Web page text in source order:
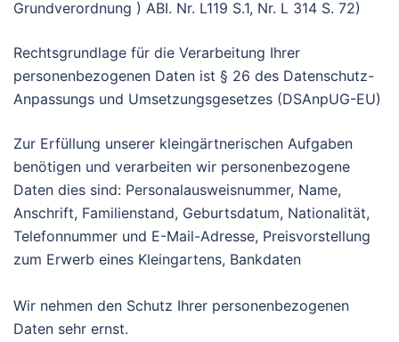
Grundverordnung ) ABI. Nr. L119 S.1, Nr. L 314 S. 72)
Rechtsgrundlage für die Verarbeitung Ihrer
personenbezogenen Daten ist § 26 des Datenschutz-
Anpassungs und Umsetzungsgesetzes (DSAnpUG-EU)
Zur Erfüllung unserer kleingärtnerischen Aufgaben
benötigen und verarbeiten wir personenbezogene
Daten dies sind: Personalausweisnummer, Name,
Anschrift, Familienstand, Geburtsdatum, Nationalität,
Telefonnummer und E-Mail-Adresse, Preisvorstellung
zum Erwerb eines Kleingartens, Bankdaten
Wir nehmen den Schutz Ihrer personenbezogenen
Daten sehr ernst.